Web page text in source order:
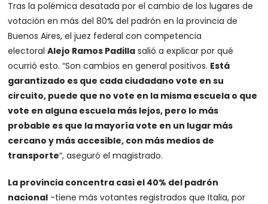
Tras la polémica desatada por el cambio de los lugares de
votación en más del 80% del padrón en la provincia de
Buenos Aires, el juez federal con competencia
electoralAlejo Ramos Padilla salió a explicar por qué
ocurrió esto. “Son cambios en general positivos. Está
garantizado es que cada ciudadano vote en su
circuito, puede que no vote en la misma escuela o que
vote en alguna escuela más lejos, pero lo más
probable es que la mayoría vote en un lugar más
cercano y más accesible, con más medios de
transporte“, aseguró el magistrado.
La provincia concentra casi el 40% del padrón
nacional -tiene más votantes registrados que Italia, por